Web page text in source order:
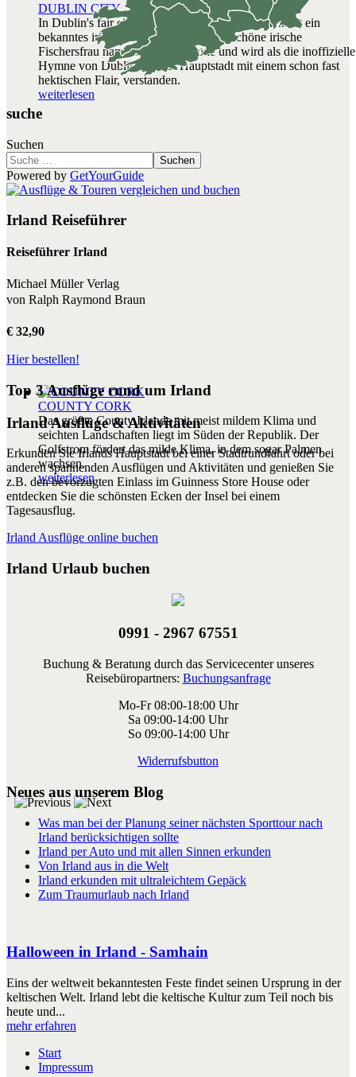
DUBLIN CITY
In Dublin's fair city, where the girls are so pretty... ist ein
bekanntes irisches Volkslied über eine schöne irische
Fischersfrau namens Molly Malone und wird als die inoffizielle
Hymne von Dublin, Irlands Hauptstadt mit einem schon fast
hektischen Flair, verstanden.
weiterlesen
COUNTY CORK
Das größte County Irlands mit meist mildem Klima und
seichten Landschaften liegt im Süden der Republik. Der
Golfstrom fördert das milde Klima, in dem sogar Palmen
wachsen.
weiterlesen
suche
Suchen
Suchen
Powered by GetYourGuide
Irland Reiseführer
Reiseführer Irland
Michael Müller Verlag
von Ralph Raymond Braun
€ 32,90
Hier bestellen!
Top 3 Ausflüge rund um Irland
Irland Ausflüge & Aktivitäten
Erkunden Sie Irlands Hauptstadt bei einer Stadtrundfahrt oder bei
anderen spannenden Ausflügen und Aktivitäten und genießen Sie
z.B. den bevorzugten Einlass im Guinness Store House oder
entdecken Sie die schönsten Ecken der Insel bei einem
Tagesausflug.
Irland Ausflüge online buchen
Irland Urlaub buchen
0991 - 2967 67551
Buchung & Beratung durch das Servicecenter unseres
Reisebüropartners: Buchungsanfrage
Mo-Fr 08:00-18:00 Uhr
Sa 09:00-14:00 Uhr
So 09:00-14:00 Uhr
Widerrufsbutton
Neues aus unserem Blog
Was man bei der Planung seiner nächsten Sporttour nach
Irland berücksichtigen sollte
Irland per Auto und mit allen Sinnen erkunden
Von Irland aus in die Welt
Irland erkunden mit ultraleichtem Gepäck
Zum Traumurlaub nach Irland
Halloween in Irland - Samhain
Eins der weltweit bekanntesten Feste findet seinen Ursprung in der
keltischen Welt. Irland lebt die keltische Kultur zum Teil noch bis
heute und...
mehr erfahren
Start
Impressum